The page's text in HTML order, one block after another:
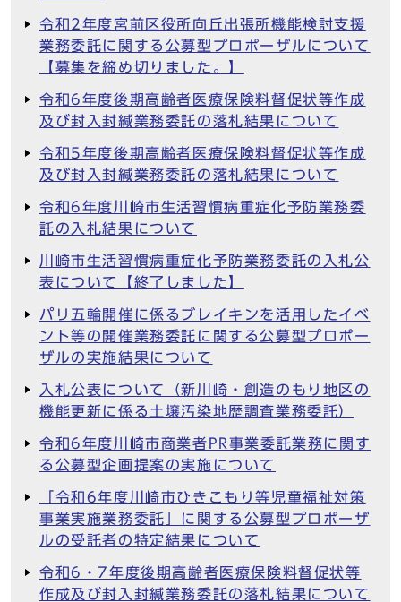
令和2年度宮前区役所向丘出張所機能検討支援
業務委託に関する公募型プロポーザルについて
【募集を締め切りました。】
令和6年度後期高齢者医療保険料督促状等作成
及び封入封緘業務委託の落札結果について
令和5年度後期高齢者医療保険料督促状等作成
及び封入封緘業務委託の落札結果について
令和6年度川崎市生活習慣病重症化予防業務委
託の入札結果について
川崎市生活習慣病重症化予防業務委託の入札公
表について【終了しました】
パリ五輪開催に係るブレイキンを活用したイベ
ント等の開催業務委託に関する公募型プロポー
ザルの実施結果について
入札公表について（新川崎・創造のもり地区の
機能更新に係る土壌汚染地歴調査業務委託）
令和6年度川崎市商業者PR事業委託業務に関す
る公募型企画提案の実施について
「令和6年度川崎市ひきこもり等児童福祉対策
事業実施業務委託」に関する公募型プロポーザ
ルの受託者の特定結果について
令和6・7年度後期高齢者医療保険料督促状等
作成及び封入封緘業務委託の落札結果について